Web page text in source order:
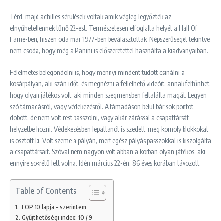
Térd, majd achilles sérülések voltak amik végleg legyőzték az
elnyűhetetlennek tűnő 22-est. Természetesen elfoglalta helyét a Hall Of
Fame-ben, hiszen oda már 1977-ben beválasztották. Népszerűségét tekintve
nem csoda, hogy még a Panini is előszeretettel használta a kiadványaiban.
Félelmetes belegondolni is, hogy mennyi mindent tudott csinálni a
kosárpályán, aki szán időt, és megnézni a fellelhető videóit, annak feltűnhet,
hogy olyan játékos volt, aki minden szegmensben feltalálta magát. Legyen
szó támadásról, vagy védekezésről. A támadáson belül bár sok pontot
dobott, de nem volt rest passzolni, vagy akár zárással a csapattársát
helyzetbe hozni. Védekezésben lepattanót is szedett, meg komoly blokkokat
is osztott ki. Volt szeme a pályán, mert egész pályás passzokkal is kiszolgálta
a csapattársait. Szóval nem nagyon volt abban a korban olyan játékos, aki
ennyire sokrétű lett volna. Idén március 22-én, 86 éves korában távozott.
Table of Contents
TOP 10 lapja – szerintem
Gyűjthetőségi index: 10 / 9